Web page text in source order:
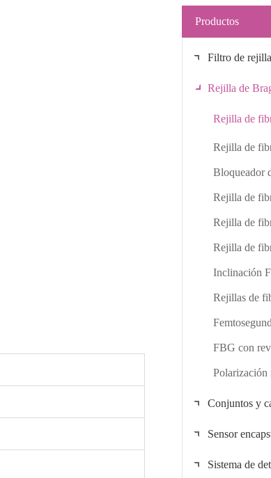
Productos
Filtro de
Rejilla de
Rejilla de
Rejilla de
Bloqueador
Rejilla de
Rejilla de
Rejilla de
Inclinación
Rejillas de
FBG con
Polarización
Conjuntos y
Sensor
Sistema de